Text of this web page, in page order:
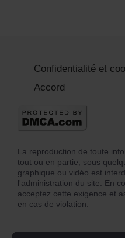
La reproduction de toute
tout ou en partie, sous
graphique ou vidéo est
l'administration du site. En
acceptez cette exigence et
en cas de violation.
Confidentialité et
Accord